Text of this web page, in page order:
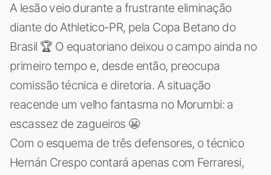
A lesão veio durante a frustrante eliminação
diante do Athletico-PR, pela Copa Betano do
Brasil 🏆 O equatoriano deixou o campo ainda no
primeiro tempo e, desde então, preocupa
comissão técnica e diretoria. A situação
reacende um velho fantasma no Morumbi: a
escassez de zagueiros 😬
Com o esquema de três defensores, o técnico
Hernán Crespo contará apenas com Ferraresi,